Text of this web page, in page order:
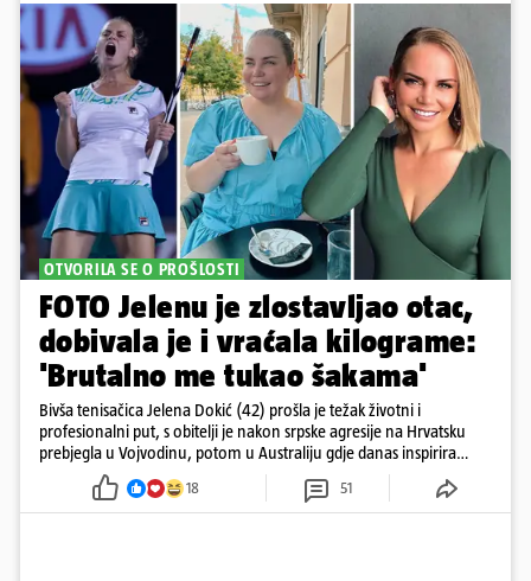
OTVORILA SE O PROŠLOSTI
FOTO Jelenu je zlostavljao otac,
dobivala je i vraćala kilograme:
'Brutalno me tukao šakama'
Bivša tenisačica Jelena Dokić (42) prošla je težak životni i
profesionalni put, s obitelji je nakon srpske agresije na Hrvatsku
prebjegla u Vojvodinu, potom u Australiju gdje danas inspirira
18 51